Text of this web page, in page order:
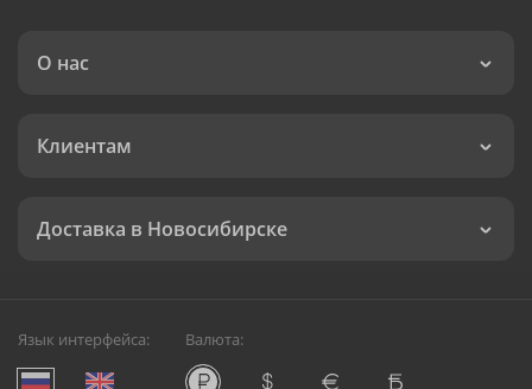
О нас
Клиентам
Доставка в Новосибирске
Язык интерфейса: Валюта: